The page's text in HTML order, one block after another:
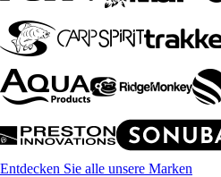
Entdecken Sie alle unsere Marken